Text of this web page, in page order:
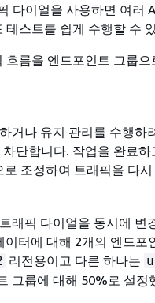
다이얼을 사용하면 여러
스트를 쉽게 수행할 수
름을 엔드포인트 그룹
거나 유지 관리를 수행하
단합니다. 작업을 완료
조정하여 트래픽을 다
래픽 다이얼을 동시에 변
터에 대해 2개의 엔드포
리전용이고 다른 하나는
그룹에 대해 50%로 설정